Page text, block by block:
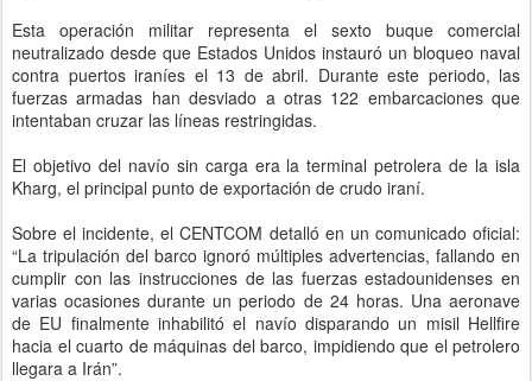
Esta operación militar representa el sexto buque comercial
neutralizado desde que Estados Unidos instauró un bloqueo naval
contra puertos iraníes el 13 de abril. Durante este periodo, las
fuerzas armadas han desviado a otras 122 embarcaciones que
intentaban cruzar las líneas restringidas.
El objetivo del navío sin carga era la terminal petrolera de la isla
Kharg, el principal punto de exportación de crudo iraní.
Sobre el incidente, el CENTCOM detalló en un comunicado oficial:
“La tripulación del barco ignoró múltiples advertencias, fallando en
cumplir con las instrucciones de las fuerzas estadounidenses en
varias ocasiones durante un periodo de 24 horas. Una aeronave
de EU finalmente inhabilitó el navío disparando un misil Hellfire
hacia el cuarto de máquinas del barco, impidiendo que el petrolero
llegara a Irán”.